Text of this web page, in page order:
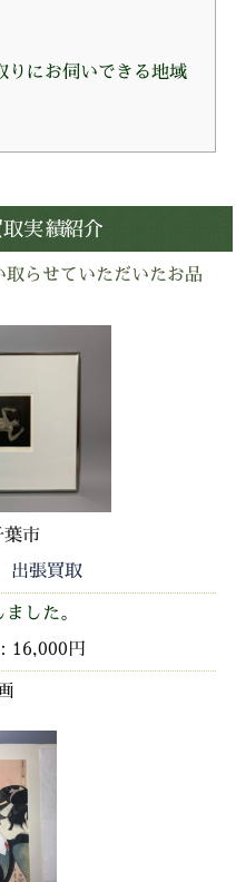
りにお伺いできる地域
実績紹介
らせていただいたお品
葉市
出張買取
した。
16,000円